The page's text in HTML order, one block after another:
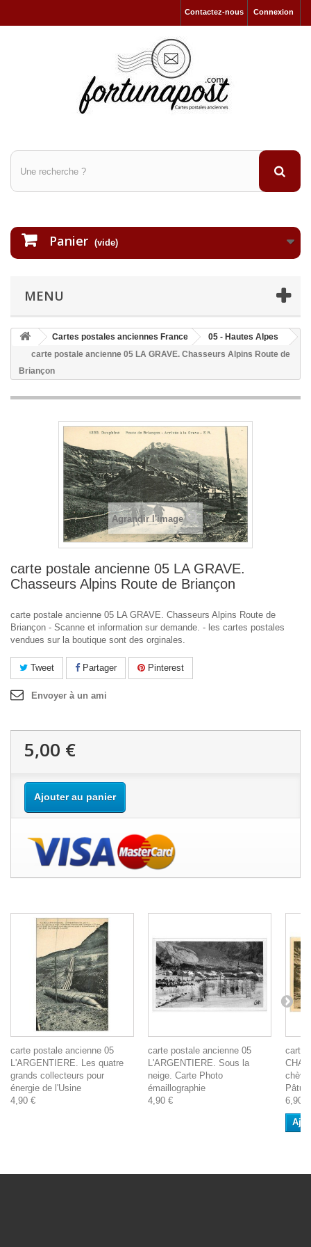
Connexion
Contactez-nous
Panier (vide)
MENU
Cartes postales anciennes France
05 - Hautes Alpes
carte postale ancienne 05 LA GRAVE. Chasseurs Alpins Route de
Briançon
Agrandir l'image
carte postale ancienne 05 LA GRAVE.
Chasseurs Alpins Route de Briançon
carte postale ancienne 05 LA GRAVE. Chasseurs Alpins Route de
Briançon - Scanne et information sur demande. - les cartes postales
vendues sur la boutique sont des orginales.
Tweet Partager Pinterest
Envoyer à un ami
5,00 €
Ajouter au panier
carte postale ancienne 05
L'ARGENTIERE. Les quatre
grands collecteurs pour
énergie de l'Usine
4,90 €
carte postale ancienne 05
L'ARGENTIERE. Sous la
neige. Carte Photo
émaillographie
4,90 €
carte
6,90 €